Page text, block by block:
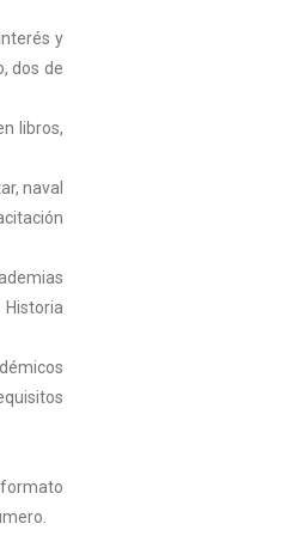
y
dos de
libros,
naval
formato